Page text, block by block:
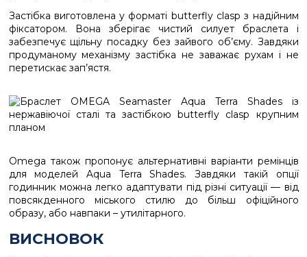
Застібка виготовлена у форматі butterfly clasp з надійним
фіксатором. Вона зберігає чистий силует браслета і
забезпечує щільну посадку без зайвого об’єму. Завдяки
продуманому механізму застібка не заважає рухам і не
перетискає зап’ястя.
Omega також пропонує альтернативні варіанти ремінців
для моделей Aqua Terra Shades. Завдяки такій опції
годинник можна легко адаптувати під різні ситуації — від
повсякденного міського стилю до більш офіційного
образу, або навпаки – утилітарного.
ВИСНОВОК